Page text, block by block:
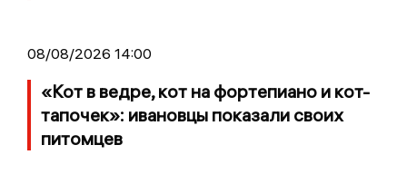
08/08/2026 14:00
«Кот в ведре, кот на фортепиано и кот-
тапочек»: ивановцы показали своих
питомцев